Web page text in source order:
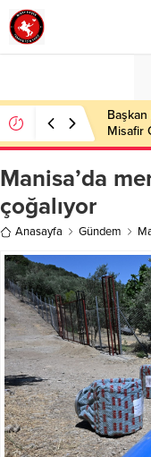
Başkan
Misafir
Manisa’da
çoğalıyor
Anasayfa Gündem